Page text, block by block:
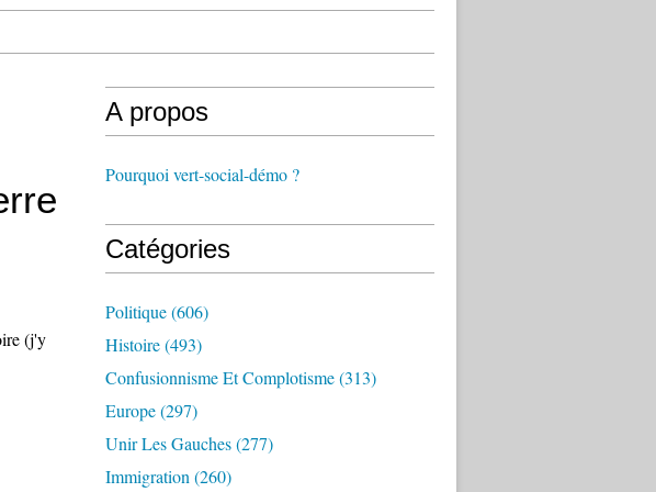
(j'y
A propos
Pourquoi vert-social-démo ?
Catégories
Politique(606)
Histoire(493)
Confusionnisme Et Complotisme(313)
Europe(297)
Unir Les Gauches(277)
Immigration (260)